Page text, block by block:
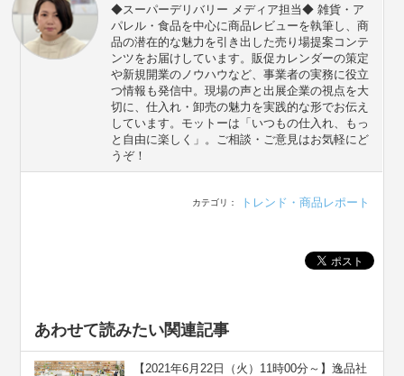
◆スーパーデリバリー メディア担当◆ 雑貨・ア
パレル・食品を中心に商品レビューを執筆し、商
品の潜在的な魅力を引き出した売り場提案コンテ
ンツをお届けしています。販促カレンダーの策定
や新規開業のノウハウなど、事業者の実務に役立
つ情報も発信中。現場の声と出展企業の視点を大
切に、仕入れ・卸売の魅力を実践的な形でお伝え
しています。モットーは「いつもの仕入れ、もっ
と自由に楽しく」。ご相談・ご意見はお気軽にど
うぞ！
カテゴリ： トレンド・商品レポート
あわせて読みたい関連記事
【2021年6月22日（火）11時00分～】逸品社